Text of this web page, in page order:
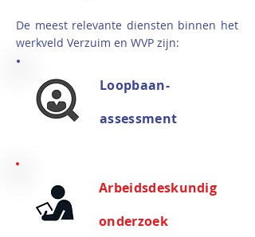
De meest relevante diensten binnen het
werkveld Verzuim en WVP zijn:
Loopbaan-
assessment
Arbeidsdeskundig
onderzoek